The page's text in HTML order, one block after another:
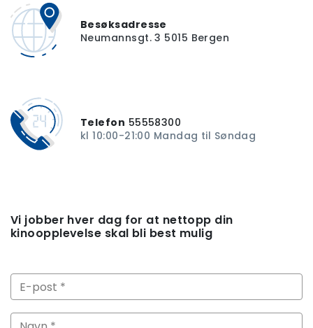
Besøksadresse
Neumannsgt. 3 5015 Bergen
Telefon 55558300
kl 10:00-21:00 Mandag til Søndag
Vi jobber hver dag for at nettopp din
kinoopplevelse skal bli best mulig